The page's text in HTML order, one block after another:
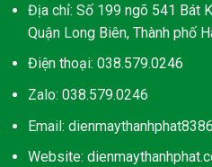
Địa chỉ: Số 199 ngõ 541 Bát
Quận Long Biên, Thành phố
Điện thoại: 038.579.0246
Zalo: 038.579.0246
Email:
Website: